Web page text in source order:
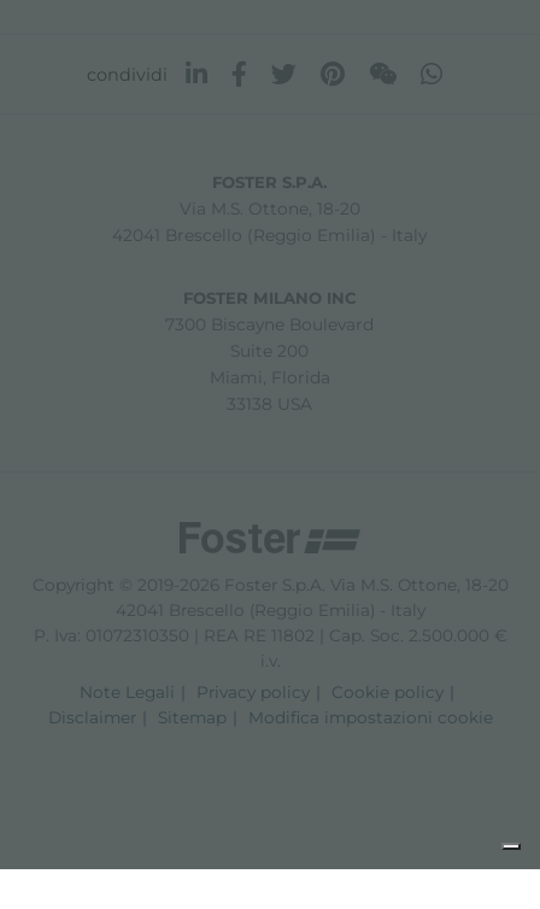
condividi
FOSTER S.P.A.
Via M.S. Ottone, 18-20
42041 Brescello (Reggio Emilia) - Italy
FOSTER MILANO INC
7300 Biscayne Boulevard
Suite 200
Miami, Florida
33138 USA
Copyright © 2019-2026 Foster S.p.A. Via M.S. Ottone, 18-20
42041 Brescello (Reggio Emilia) - Italy
P. Iva: 01072310350 | REA RE 11802 | Cap. Soc. 2.500.000 €
i.v.
Note Legali
Privacy policy
Cookie policy
Disclaimer
Sitemap Modifica impostazioni cookie